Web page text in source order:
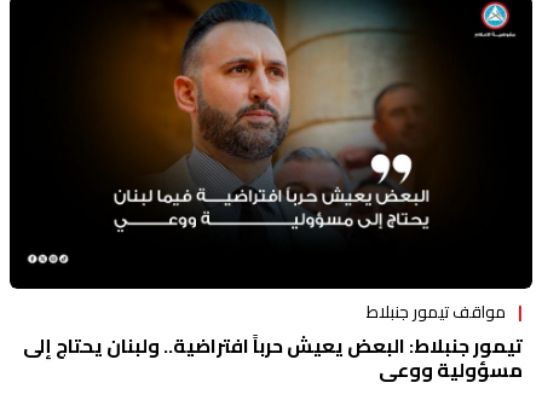
مواقف تيمور جنبلاط
تيمور جنبلاط: البعض يعيش حرباً افتراضية.. ولبنان يحتاج إلى
مسؤولية ووعي